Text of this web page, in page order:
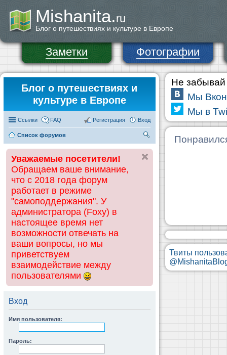
Mishanita.ru
Блог о путешествиях и культуре в Европе
Заметки Фотографии
Блог о путешествиях и
культуре в Европе
Ссылки FAQ Вход
Регистрация
Список форумов
ск
Уважаемые посетители!
Обращаем ваше внимание,
что с 2018 года форум
работает в режиме
"самоподдержания". У
администратора (Foxy) в
настоящее время нет
возможности отвечать на
ваши вопросы, но мы
приветствуем
взаимодействие между
пользователями
Вход
Имя пользователя:
Пароль:
Не забывай
Мы
Мы в
Твиты